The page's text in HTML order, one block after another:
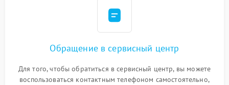
Обращение в сервисный центр
Для того, чтобы обратиться в сервисный центр, вы можете
воспользоваться контактным телефоном самостоятельно,